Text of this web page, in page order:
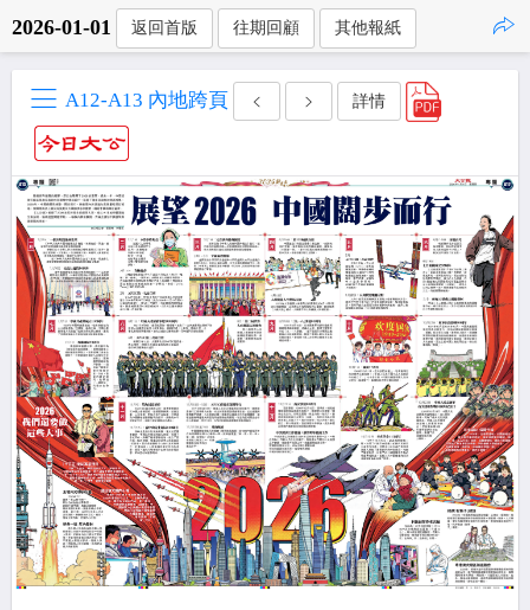
2026-01-01 返回首版 往期回顧 其他報紙
A12-A13 內地跨頁 詳情
點擊複製